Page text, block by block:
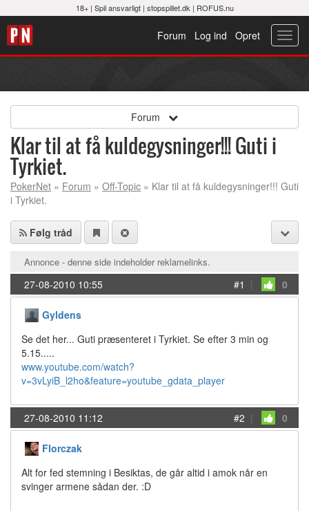
18+ | Spil ansvarligt| stopspillet.dk | ROFUS.nu
Opret
Log ind
Forum
Forum
Klar til at få kuldegysninger!!! Guti i
Tyrkiet.
PokerNet » Forum » Off-Topic » Klar til at få kuldegysninger!!! Guti
i Tyrkiet.
Følg tråd
Annonce - denne side indeholder reklamelinks.
27-08-2010 10:55 #1 | 0
Gyldens
Se det her... Guti præsenteret i Tyrkiet. Se efter 3 min og
5.15.....
www.youtube.com/watch?
v=3vLyiB_l2ho&feature=youtube_gdata_player
27-08-2010 11:12 #2 | 0
Florczak
Alt for fed stemning i Besiktas, de går altid i amok når en
svinger armene sådan der. :D